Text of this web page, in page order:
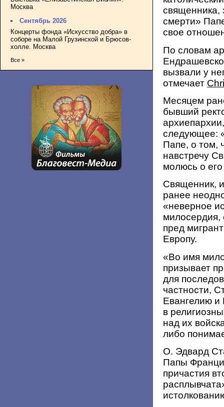
Москва
Сентябрь 2026
Концерты фонда «Искусство добра» в
соборе на Малой Грузинской и Брюсов-
холле. Москва
Все »
священника,
смерти»
свое
По словам
вызвали у
отмечает
Месяцем
бывший
следующее:
Папе, о том,
навстречу
молюсь о
Священник,
ранее
«неверное
милосердия,
пред
Европу.
«Во имя
призывает
для
частности,
Евангелию
в
над их
либо
О. Эдвард
Папы
причастия